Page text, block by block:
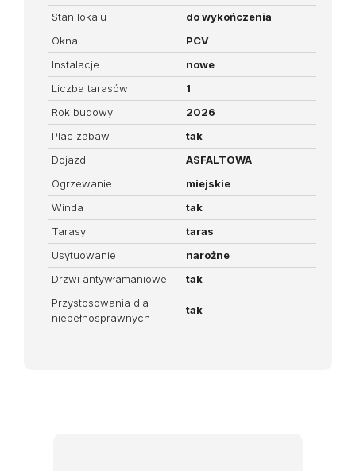
Stan lokalu
do wykończenia
Okna
PCV
Instalacje
nowe
Liczba tarasów
1
Rok budowy
2026
Plac zabaw
tak
Dojazd
ASFALTOWA
Ogrzewanie
miejskie
Winda
tak
Tarasy
taras
Usytuowanie
narożne
Drzwi antywłamaniowe
tak
Przystosowania dla
niepełnosprawnych
tak